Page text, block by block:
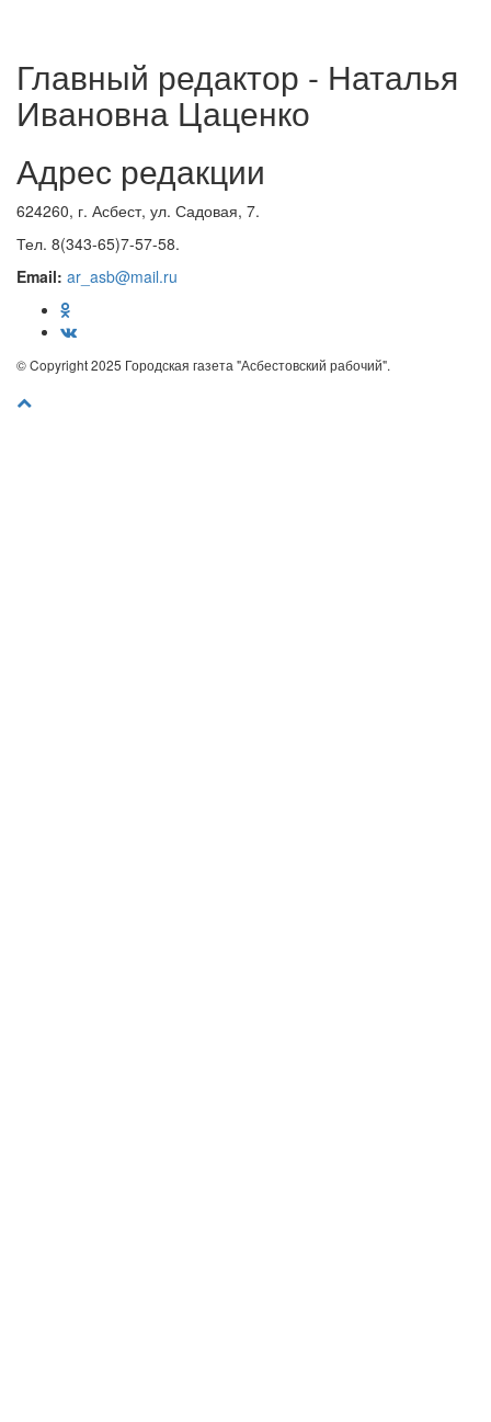
Главный редактор - Наталья
Ивановна Цаценко
Адрес редакции
624260, г. Асбест, ул. Садовая, 7.
Тел. 8(343-65)7-57-58.
Email: ar_asb@mail.ru
© Copyright 2025 Городская газета "Асбестовский рабочий".